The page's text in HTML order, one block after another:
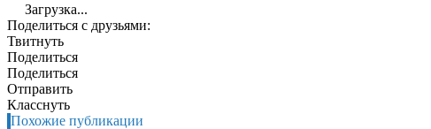
Загрузка...
Поделиться с друзьями:
Твитнуть
Поделиться
Поделиться
Отправить
Класснуть
Похожие публикации